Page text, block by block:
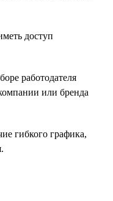
доступ
работодателя
или бренда
гибкого графика,